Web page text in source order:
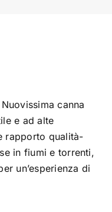
canna
e ad alte
rapporto qualità-
in fiumi e torrenti,
un’esperienza di